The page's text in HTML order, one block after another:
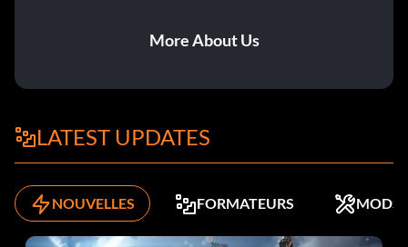
More About Us
LATEST UPDATES
NOUVELLES FORMATEURS MODS